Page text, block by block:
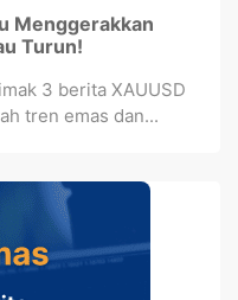
Menggerakkan
Turun!
3 berita XAUUSD
tren emas dan...